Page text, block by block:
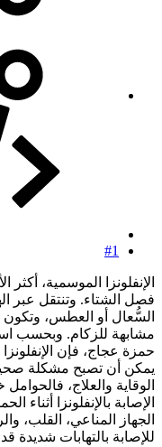
#1
الإنفلونزا الموسمية،
فصل الشتاء. وتنتقل
السُّعال أو العطس،
مشابهة للزكام. وبحسب
حمزة عجاج، فإن
يمكن أن تصبح مشكلة
الوقاية والعلاج،
الإصابة بالإنفلونزا
الجهاز المناعي، القلب،
للإصابة بالتهابات شديدة